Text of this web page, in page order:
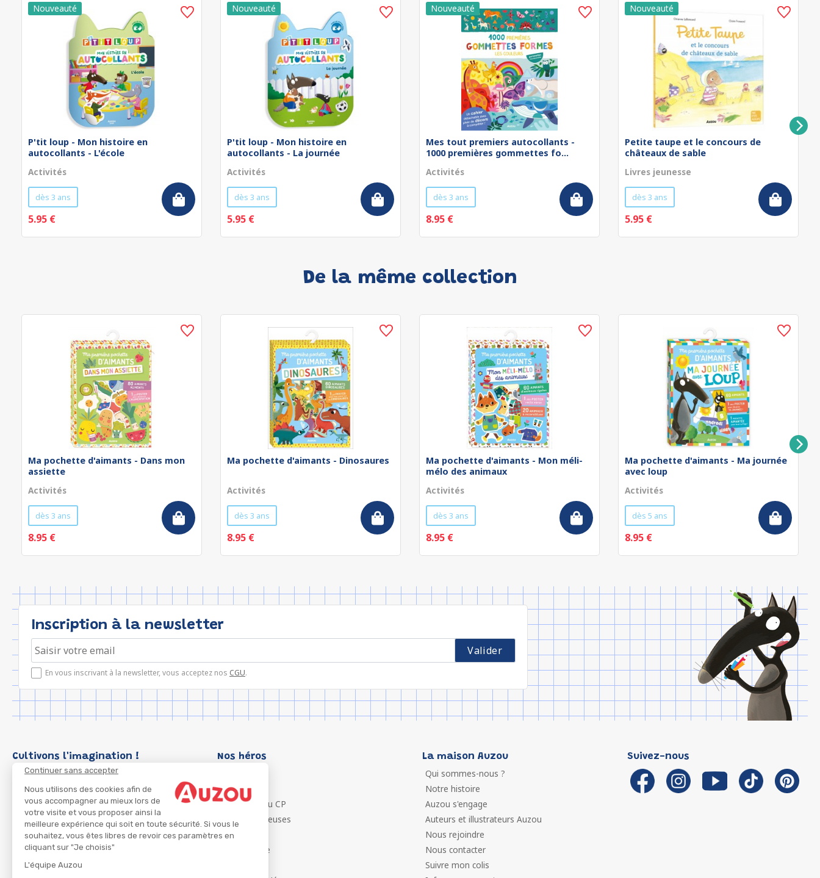
Continuer sans accepter
Nous utilisons des cookies afin de
vous accompagner au mieux lors de
votre visite et vous proposer ainsi la
meilleure expérience qui soit en toute sécurité. Si vous le
souhaitez, vous êtes libres de revoir ces paramètres en
cliquant sur "Je choisis"
L'équipe Auzou
P'tit loup - Mon histoire en
autocollants - L'école
Activités
dès 3 ans
5.95 €
P'tit loup - Mon histoire en
autocollants - La journée
Activités
dès 3 ans
5.95 €
Mes tout premiers autocollants -
1000 premières gommettes fo...
Activités
dès 3 ans
8.95 €
Petite taupe et le concours de
châteaux de sable
Livres jeunesse
dès 3 ans
5.95 €
De la même collection
Ma pochette d'aimants - Dans mon
assiette
Activités
dès 3 ans
8.95 €
Ma pochette d'aimants - Dinosaures
Activités
dès 3 ans
8.95 €
Ma pochette d'aimants - Mon méli-
mélo des animaux
Activités
dès 3 ans
8.95 €
Ma pochette d'aimants - Ma journée
avec loup
Activités
dès 5 ans
8.95 €
Inscription à la newsletter
En vous inscrivant à la newsletter, vous acceptez nos CGU.
Cultivons l'imagination ! Nos héros
P'tit Loup
Les Héros du CP
Les Influenceuses
Migali
Petite Taupe
La maison Auzou
Qui sommes-nous ?
Notre histoire
Auzou s'engage
Auteurs et illustrateurs Auzou
Nous rejoindre
Nous contacter
Suivre mon colis
Suivez-nous